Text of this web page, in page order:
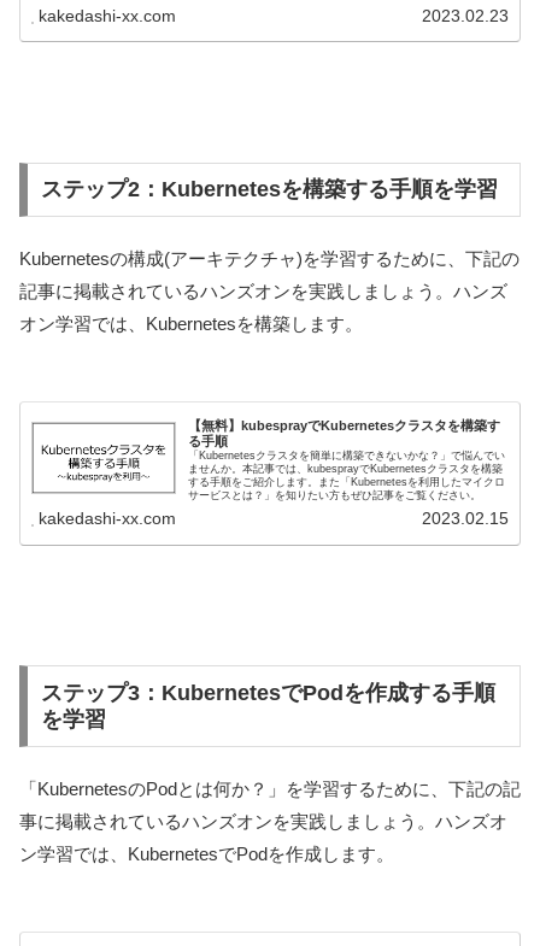
kakedashi-xx.com 2023.02.23
ステップ2：Kubernetesを構築する手順を学習
Kubernetesの構成(アーキテクチャ)を学習するために、下記の
記事に掲載されているハンズオンを実践しましょう。ハンズ
オン学習では、Kubernetesを構築します。
【無料】kubesprayでKubernetesクラスタを構築す
る手順
「Kubernetesクラスタを簡単に構築できないかな？」で悩んでい
ませんか。本記事では、kubesprayでKubernetesクラスタを構築
する手順をご紹介します。また「Kubernetesを利用したマイクロ
サービスとは？」を知りたい方もぜひ記事をご覧ください。
kakedashi-xx.com 2023.02.15
ステップ3：KubernetesでPodを作成する手順
を学習
「KubernetesのPodとは何か？」を学習するために、下記の記
事に掲載されているハンズオンを実践しましょう。ハンズオ
ン学習では、KubernetesでPodを作成します。